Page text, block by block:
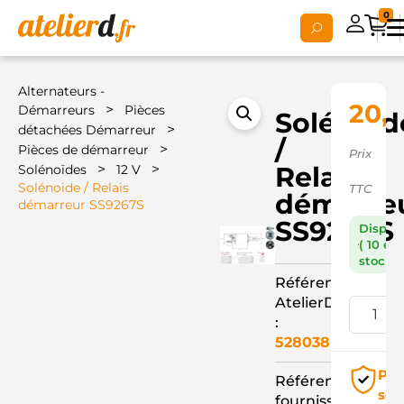
0
Alternateurs -
Démarreurs
>
Pièces
détachées Démarreur
>
Pièces de démarreur >
Solénoïdes > 12 V >
Solénoide / Relais
démarreur SS9267S
/
Relais
SS9267S
Référence
AtelierD
:
528038
Référence
Prix
TTC
( 10 en
stock )